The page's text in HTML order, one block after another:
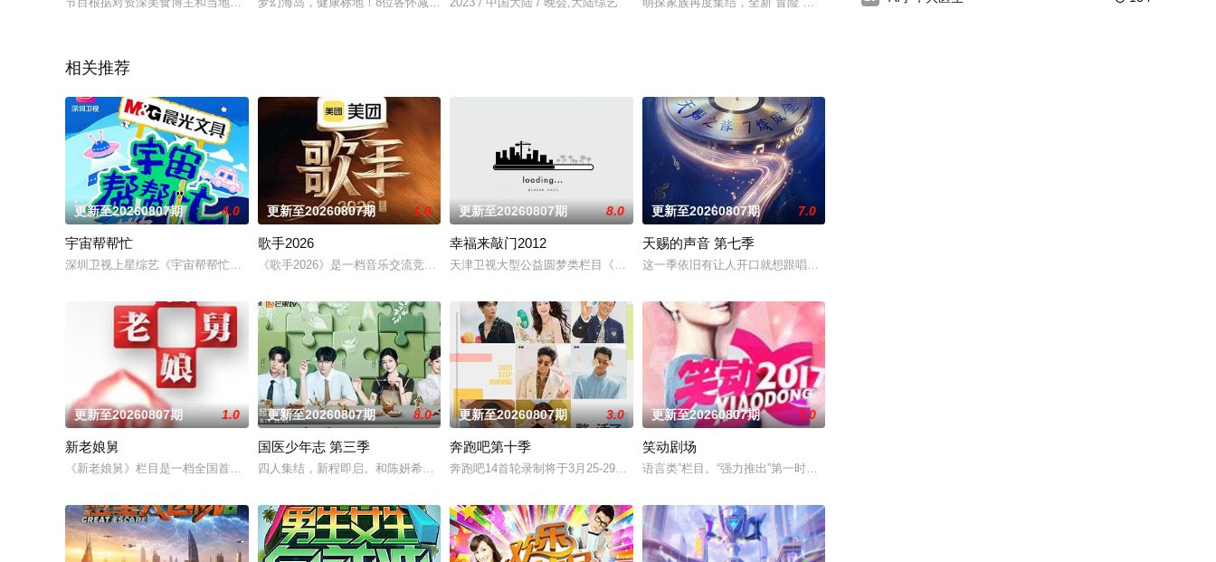
相关推荐
更新至20260807期 4.0
宇宙帮帮忙
深圳卫视上星综艺《宇宙帮帮忙》是一档以文具快闪店为场景的真人秀。
更新至20260807期 1.0
歌手2026
《歌手2026》是一档音乐交流竞技节目。节目集结全球实力唱将，在每周的直播比拼中高能开唱，
更新至20260807期 8.0
幸福来敲门2012
天津卫视大型公益圆梦类栏目《幸福来敲门》，每期节目请出4位嘉宾说出自己幸福心愿,心愿中包含
更新至20260807期 7.0
天赐的声音 第七季
这一季依旧有让人开口就想跟唱的歌，有意想不到的合作搭档，更有看完会忍不住反复回味的舞台。
更新至20260807期 1.0
新老娘舅
《新老娘舅》栏目是一档全国首创的调解类谈话节目，由新娱乐和上海市司法局联合制作。节目以调解
更新至20260807期 8.0
国医少年志 第三季
四人集结，新程即启。和陈妍希、夏之光、高卿尘、李雅娟一起，走进中医的万千世界，从草木到经络
更新至20260807期 3.0
奔跑吧第十季
奔跑吧14首轮录制将于3月25-29日开启
更新至20260807期 7.0
笑动剧场
语言类”栏目。“强力推出”第一时段，独创“幽默评书”打造北京风格，“坚守稳固”第二时段，坚